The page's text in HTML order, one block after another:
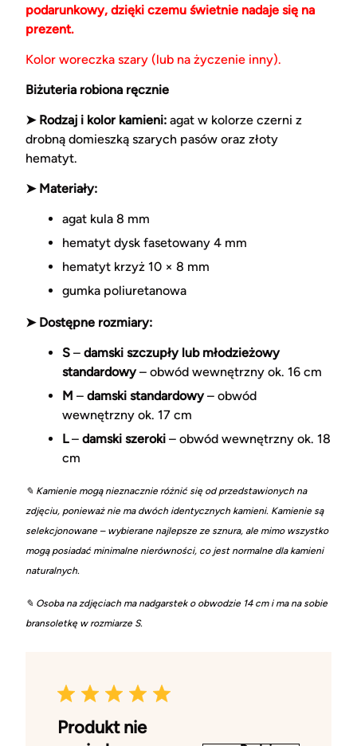
podarunkowy, dzięki czemu świetnie nadaje się na
prezent.
Kolor woreczka szary (lub na życzenie inny).
Biżuteria robiona ręcznie
➤ Rodzaj i kolor kamieni: agat w kolorze czerni z
drobną domieszką szarych pasów oraz złoty
hematyt.
➤ Materiały:
agat kula 8 mm
hematyt dysk fasetowany 4 mm
hematyt krzyż 10 × 8 mm
gumka poliuretanowa
➤ Dostępne rozmiary:
S – damski szczupły lub młodzieżowy
standardowy– obwód wewnętrzny ok. 16 cm
M – damski standardowy– obwód
wewnętrzny ok. 17 cm
L– damski szeroki – obwód wewnętrzny ok. 18
cm
✎ Kamienie mogą nieznacznie różnić się od przedstawionych na
zdjęciu, ponieważ nie ma dwóch identycznych kamieni. Kamienie są
selekcjonowane – wybierane najlepsze ze sznura, ale mimo wszystko
mogą posiadać minimalne nierówności, co jest normalne dla kamieni
naturalnych.
✎ Osoba na zdjęciach ma nadgarstek o obwodzie 14 cm i ma na sobie
bransoletkę w rozmiarze S.
Produkt nie